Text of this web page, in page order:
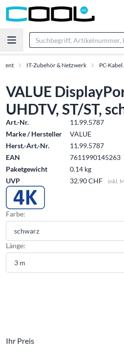
IT-Zubehör & Netzwerk PC-
VALUE
UHDTV, ST/ST,
Art.-Nr.
11.99.5787
Marke / Hersteller
VALUE
Herst.-Art.-Nr.
11.99.5787
EAN
7611990145263
Paketgewicht
0.14 kg
UVP
32.90 CHF inkl.
Farbe:
Länge:
Ihr Preis